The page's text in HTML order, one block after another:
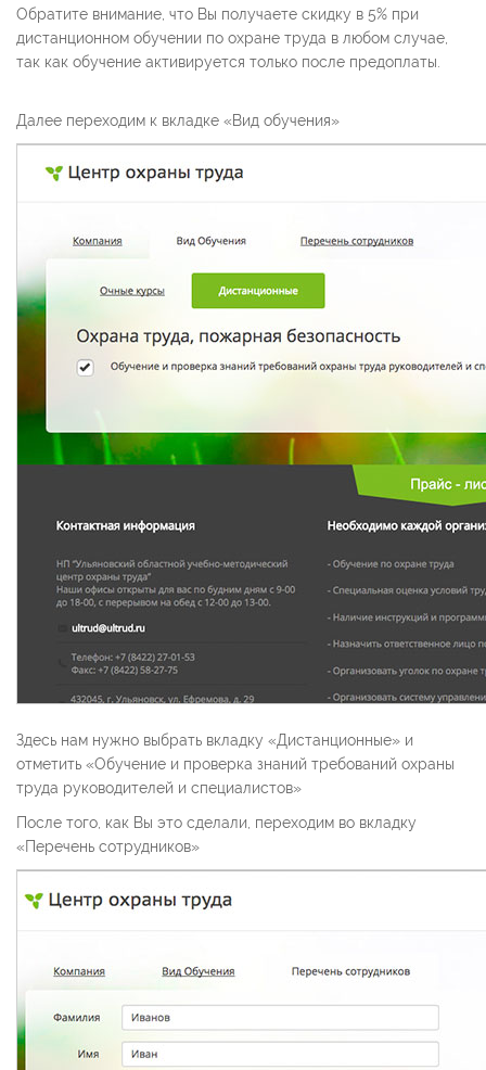
Обратите внимание, что Вы получаете скидку в 5% при
дистанционном обучении по охране труда в любом случае,
так как обучение активируется только после предоплаты.
Далее переходим к вкладке «Вид обучения»
Здесь нам нужно выбрать вкладку «Дистанционные» и
отметить «Обучение и проверка знаний требований охраны
труда руководителей и специалистов»
После того, как Вы это сделали, переходим во вкладку
«Перечень сотрудников»